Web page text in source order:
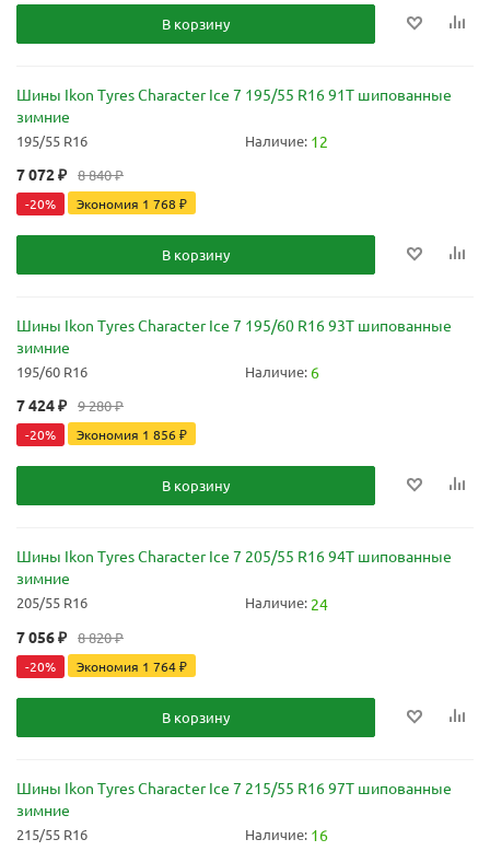
В корзину
Шины Ikon Tyres Character Ice 7 195/55 R16 91T шипованные
зимние
195/55 R16 Наличие: 12
7 072₽ 8 840₽
-20% Экономия 1 768 ₽
В корзину
Шины Ikon Tyres Character Ice 7 195/60 R16 93T шипованные
зимние
195/60 R16 Наличие: 6
7 424₽ 9 280₽
-20% Экономия 1 856₽
В корзину
Шины Ikon Tyres Character Ice 7 205/55 R16 94T шипованные
зимние
205/55 R16 Наличие: 24
7 056₽ 8 820₽
-20% Экономия 1 764₽
В корзину
Шины Ikon Tyres Character Ice 7 215/55 R16 97T шипованные
зимние
215/55 R16 Наличие: 16